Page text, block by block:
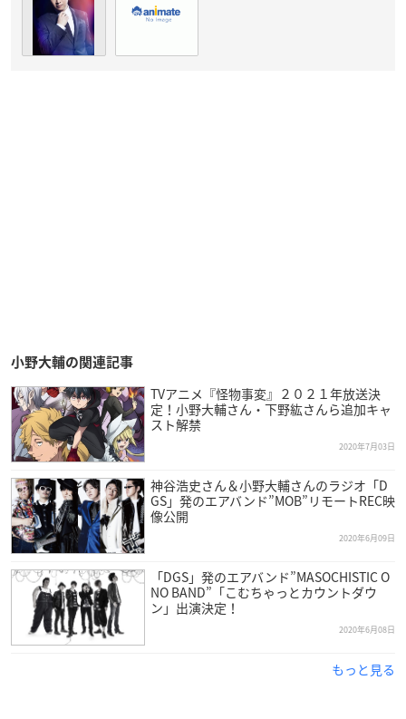
小野大輔の関連記事
TVアニメ『怪物事変』２０２１年放送決
定！小野大輔さん・下野紘さんら追加キャ
スト解禁
2020年7月03日
神谷浩史さん＆小野大輔さんのラジオ「D
GS」発のエアバンド”MOB”リモートREC映
像公開
2020年6月09日
「DGS」発のエアバンド”MASOCHISTIC O
NO BAND”「こむちゃっとカウントダウ
ン」出演決定！
2020年6月08日
もっと見る